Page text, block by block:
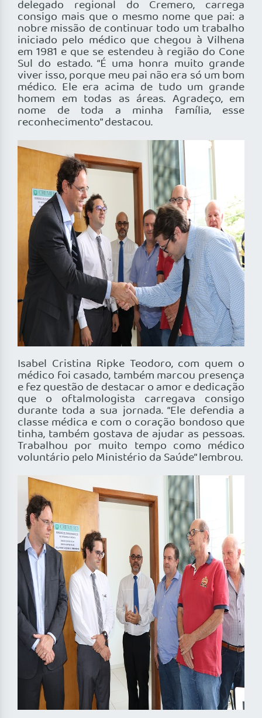
delegado regional do Cremero, carrega
consigo mais que o mesmo nome que pai: a
nobre missão de continuar todo um trabalho
iniciado pelo médico que chegou à Vilhena
em 1981 e que se estendeu à região do Cone
Sul do estado. “É uma honra muito grande
viver isso, porque meu pai não era só um bom
médico. Ele era acima de tudo um grande
homem em todas as áreas. Agradeço, em
nome de toda a minha família, esse
reconhecimento” destacou.
Isabel Cristina Ripke Teodoro, com quem o
médico foi casado, também marcou presença
e fez questão de destacar o amor e dedicação
que o oftalmologista carregava consigo
durante toda a sua jornada. “Ele defendia a
classe médica e com o coração bondoso que
tinha, também gostava de ajudar as pessoas.
Trabalhou por muito tempo como médico
voluntário pelo Ministério da Saúde” lembrou.